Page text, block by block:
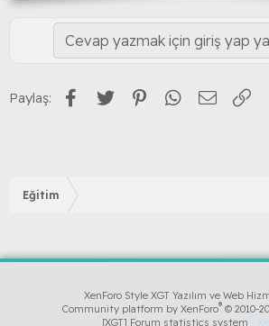
Cevap yazmak için giriş yap
Paylaş: Facebook
Twitter PinterestWhatsApp
E-posta
Eğitim
XenForo Style XGT Yazılım ve Web
Community platform by XenForo® © 2010-
[XGT] Forum statistics system -